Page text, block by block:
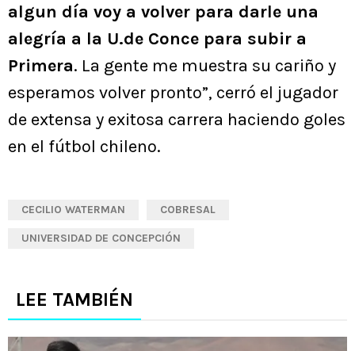
algun día voy a volver para darle una
alegría a la U.de Conce para subir a
Primera. La gente me muestra su cariño y
esperamos volver pronto”, cerró el jugador
de extensa y exitosa carrera haciendo goles
en el fútbol chileno.
CECILIO WATERMAN COBRESAL
UNIVERSIDAD DE CONCEPCIÓN
LEE TAMBIÉN